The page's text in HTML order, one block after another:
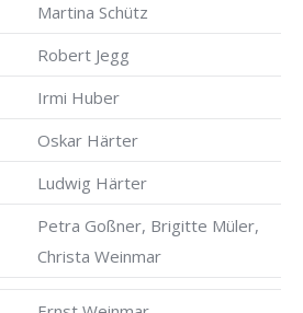
Martina Schütz
Robert Jegg
Irmi Huber
Oskar Härter
Ludwig Härter
Petra Goßner, Brigitte Müler,
Christa Weinmar